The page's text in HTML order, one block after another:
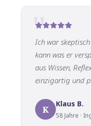
Ich war
kann was er
aus Wissen,
einzigartig und
K
Klaus B.
58 Jahre ·